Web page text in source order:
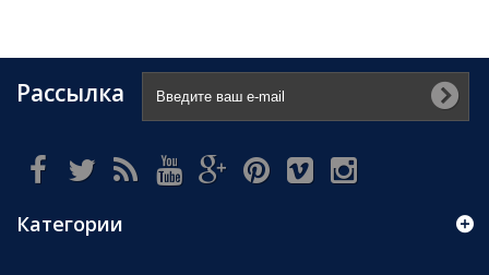
Рассылка
Категории